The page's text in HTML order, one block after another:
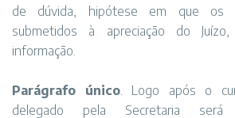
de dúvida, hipótese em que os
submetidos à apreciação do
informação.
Parágrafo único. Logo após o
delegado pela Secretaria será